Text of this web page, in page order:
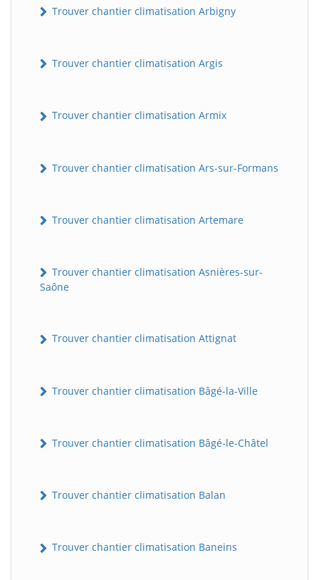
Trouver chantier climatisation Arbigny
Trouver chantier climatisation Argis
Trouver chantier climatisation Armix
Trouver chantier climatisation Ars-sur-Formans
Trouver chantier climatisation Artemare
Trouver chantier climatisation Asnières-sur-
Saône
Trouver chantier climatisation Attignat
Trouver chantier climatisation Bâgé-la-Ville
Trouver chantier climatisation Bâgé-le-Châtel
Trouver chantier climatisation Balan
Trouver chantier climatisation Baneins